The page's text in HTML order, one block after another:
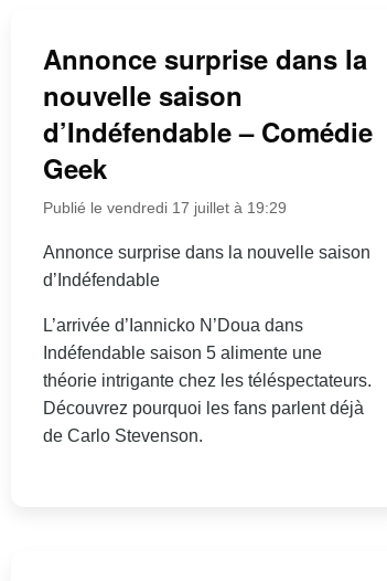
Annonce surprise dans la
nouvelle saison
d’Indéfendable – Comédie
Geek
Publié le vendredi 17 juillet à 19:29
Annonce surprise dans la nouvelle saison
d’Indéfendable
L’arrivée d’Iannicko N’Doua dans
Indéfendable saison 5 alimente une
théorie intrigante chez les téléspectateurs.
Découvrez pourquoi les fans parlent déjà
de Carlo Stevenson.